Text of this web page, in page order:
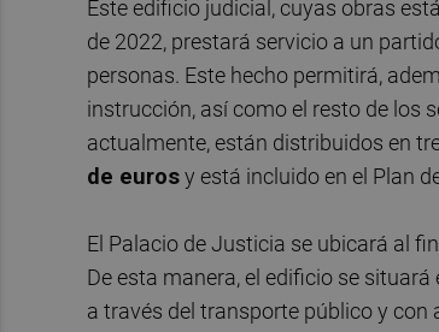
Este edificio judicial, cuyas obras
de 2022, prestará servicio a un
personas. Este hecho permitirá,
instrucción, así como el resto de los
actualmente, están distribuidos en
de eurosy está incluido en el Plan
El Palacio de Justicia se ubicará al
De esta manera, el edificio se
a través del transporte público y con